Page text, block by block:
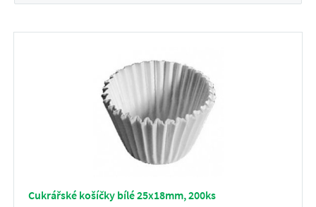
Cukrářské košíčky bílé 25x18mm, 200ks